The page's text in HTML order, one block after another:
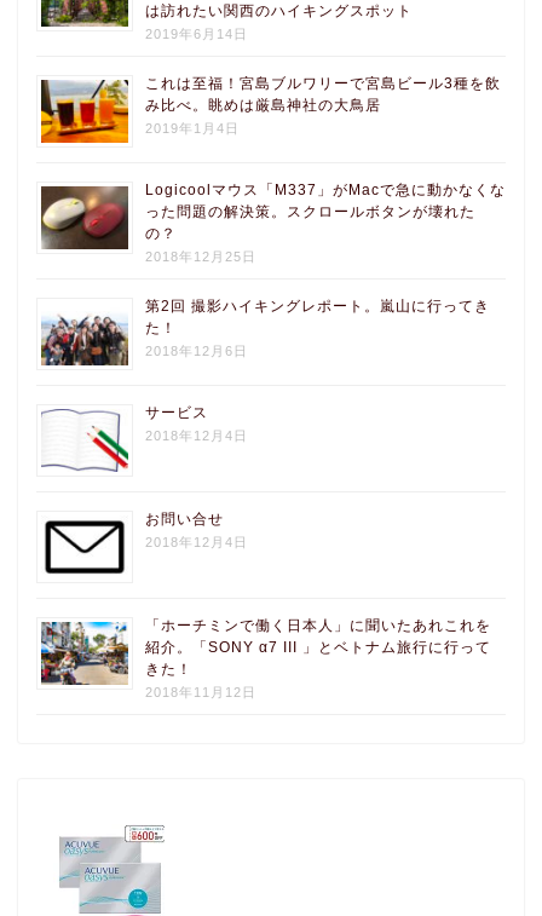
は訪れたい関西のハイキングスポット
2019年6月14日
これは至福！宮島ブルワリーで宮島ビール3種を飲
み比べ。眺めは厳島神社の大鳥居
2019年1月4日
Logicoolマウス「M337」がMacで急に動かなくな
った問題の解決策。スクロールボタンが壊れた
の？
2018年12月25日
第2回 撮影ハイキングレポート。嵐山に行ってき
た！
2018年12月6日
サービス
2018年12月4日
お問い合せ
2018年12月4日
「ホーチミンで働く日本人」に聞いたあれこれを
紹介。「SONY α7 III 」とベトナム旅行に行って
きた！
2018年11月12日